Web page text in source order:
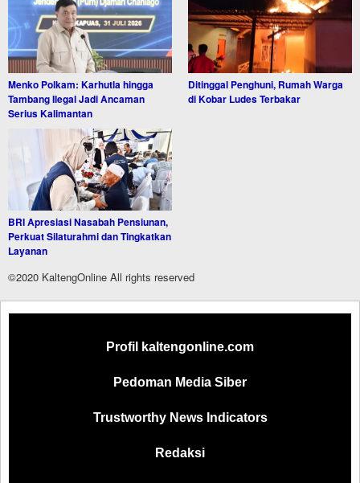
Menko Polkam: Karhutla hingga
Tambang Ilegal Jadi Ancaman
Serius Kalimantan
Ditinggal Penghuni, Rumah Warga
di Kobar Ludes Terbakar
BRI Apresiasi Nasabah Pensiunan,
Perkuat Silaturahmi dan Tingkatkan
Layanan
©2020 KaltengOnline All rights reserved
Profil kaltengonline.com
Pedoman Media Siber
Trustworthy News Indicators
Redaksi